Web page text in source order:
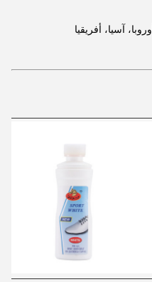
آسيا، أفريقيا